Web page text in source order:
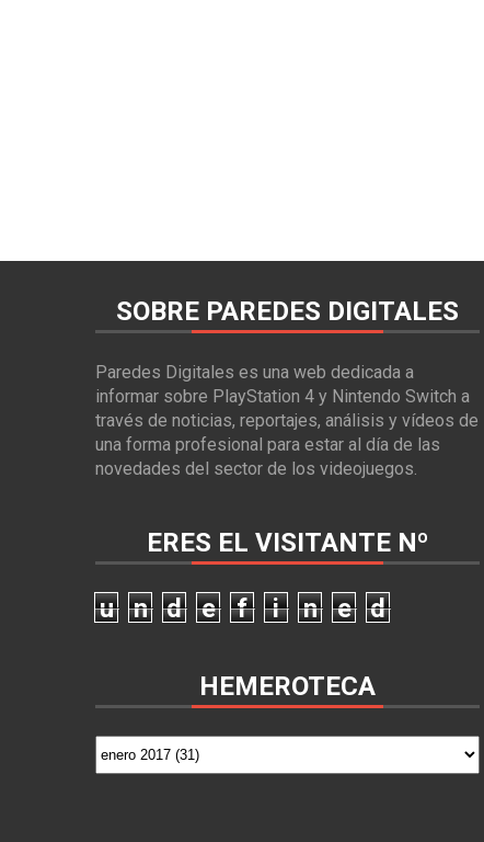
SOBRE PAREDES DIGITALES
Paredes Digitales es una web dedicada a
informar sobre PlayStation 4 y Nintendo Switch a
través de noticias, reportajes, análisis y vídeos de
una forma profesional para estar al día de las
novedades del sector de los videojuegos.
ERES EL VISITANTE Nº
u n d e f i n e d
HEMEROTECA